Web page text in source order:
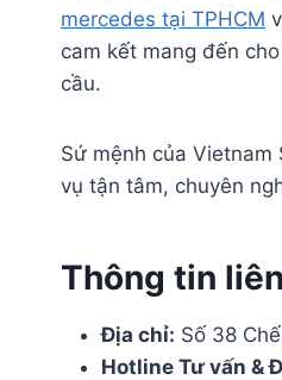
mercedes tại TPHCM
cam kết mang đến
cầu.
Sứ mệnh của
vụ tận tâm, chuyên
Thông tin
Địa chỉ: Số 38
Hotline Tư vấn &